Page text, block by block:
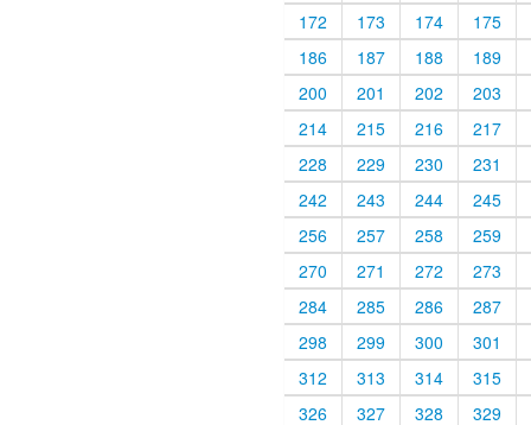
172
173 174
175
186
187 188
189
200
201 202
203
214
215 216
217
228
229 230
231
242
243 244
245
256
257 258
259
270
271 272
273
284
285 286
287
298
299 300
301
312
313 314
315
326
327 328
329